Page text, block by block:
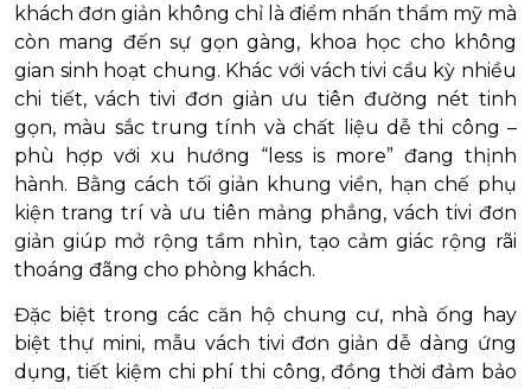
khách đơn giản không chỉ là điểm nhấn thẩm mỹ mà
còn mang đến sự gọn gàng, khoa học cho không
gian sinh hoạt chung. Khác với vách tivi cầu kỳ nhiều
chi tiết, vách tivi đơn giản ưu tiên đường nét tinh
gọn, màu sắc trung tính và chất liệu dễ thi công –
phù hợp với xu hướng “less is more” đang thịnh
hành. Bằng cách tối giản khung viền, hạn chế phụ
kiện trang trí và ưu tiên mảng phẳng, vách tivi đơn
giản giúp mở rộng tầm nhìn, tạo cảm giác rộng rãi
thoáng đãng cho phòng khách.
Đặc biệt trong các căn hộ chung cư, nhà ống hay
biệt thự mini, mẫu vách tivi đơn giản dễ dàng ứng
dụng, tiết kiệm chi phí thi công, đồng thời đảm bảo